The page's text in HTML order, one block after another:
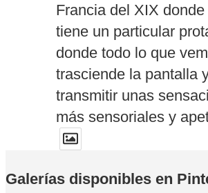
Francia del XIX
tiene un particular
donde todo lo que
trasciende la pantalla
transmitir unas
más sensoriales y
1 1 Twitter
Galerías disponibles en